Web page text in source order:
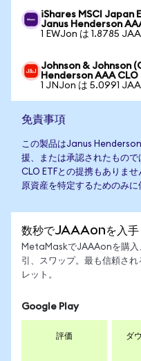
iShares MSCI Japan
Janus Henderson
1 EWJon は 1.8785
Johnson & Johnson
Henderson AAA
1 JNJon は 5.0991
免責事項
この製品はJanus
援、または承認されたもの
CLO ETFとの提携もありま
原資産を特定するためのみに
数秒でJAAAonを入手
MetaMaskでJAAAonを購入
引、スワップ。最も信頼され
レット。
Google Play
評価 ダ